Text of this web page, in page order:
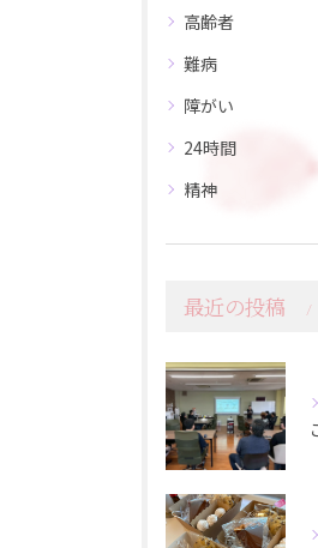
高齢者
難病
障がい
24時間
精神
最近の投稿